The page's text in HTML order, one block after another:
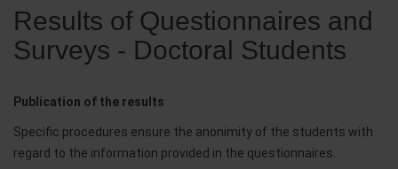
Results of Questionnaires and
Surveys - Doctoral Students
Publication of the results
Specific procedures ensure the anonimity of the students with
regard to the information provided in the questionnaires.